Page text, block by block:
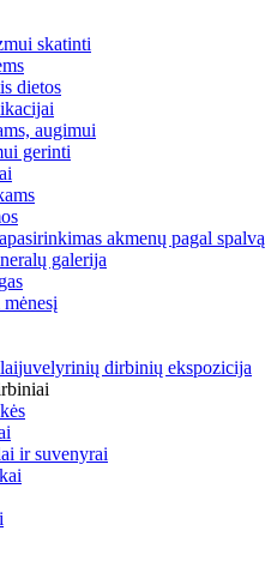
skatinti
dietos
augimui
gerinti
pasirinkimas akmenų pagal spalvą
galerija
juvelyrinių dirbinių ekspozicija
ir suvenyrai